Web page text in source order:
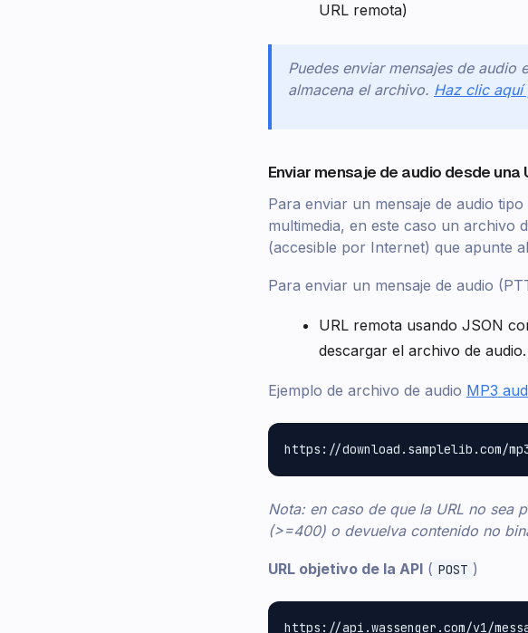
URL remota)
Puedes enviar mensajes de audio
almacena el archivo. Haz clic
Enviar mensaje de audio desde una
Para enviar un mensaje de audio
multimedia, en este caso un archivo
(accesible por Internet) que apunte
Para enviar un mensaje de audio
URL remota usando JSON
descargar el archivo de audio.
Ejemplo de archivo de audio MP3
Nota: en caso de que la URL no sea
(>=400) o devuelva contenido no
URL objetivo de la API ( POST )